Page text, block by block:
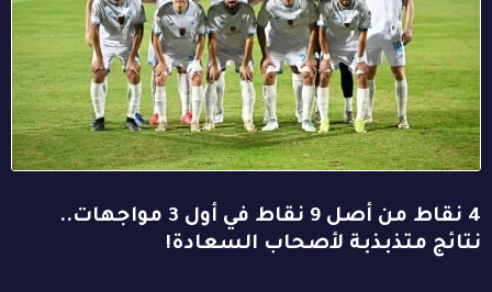
4 نقاط من أصل 9 نقاط في أول 3 مواجهات..
نتائج متذبذبة لأصحاب السعادة!